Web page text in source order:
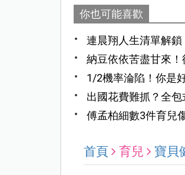
你也可能喜歡
連晨翔人生清單解
舉動曝光
納豆依依苦盡甘來
寶寶
1/2機率淪陷！你是
出國花費難抓？全
傅孟柏細數3件育兒
首頁 育兒 寶貝